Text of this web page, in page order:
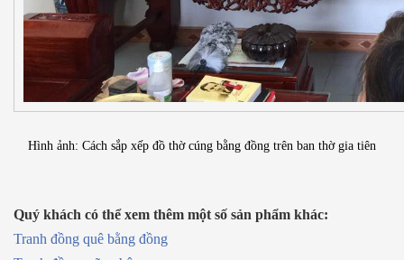
Hình ảnh: Cách sắp xếp đồ thờ cúng bằng đồng trên ban thờ gia tiên
Quý khách có thể xem thêm một số sản phẩm khác:
Tranh đồng quê bằng đồng